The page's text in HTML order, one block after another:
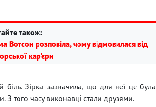
також:
Вотсон розповіла, чому відмовилася від
кар'єри
біль. Зірка зазначила, що для неї це була
З того часу виконавці стали друзями.